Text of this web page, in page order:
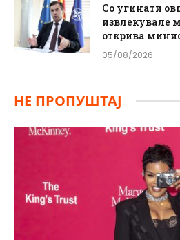
Со угинати
извлекувале
открива
05/08/2026
НЕ ПРОПУШТАЈ